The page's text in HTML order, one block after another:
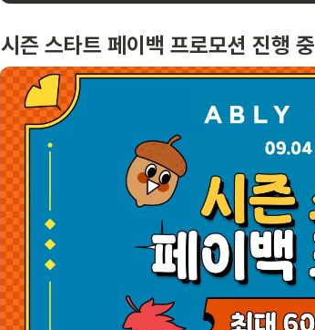
시즌 스타트 페이백 프로모션 진행 중